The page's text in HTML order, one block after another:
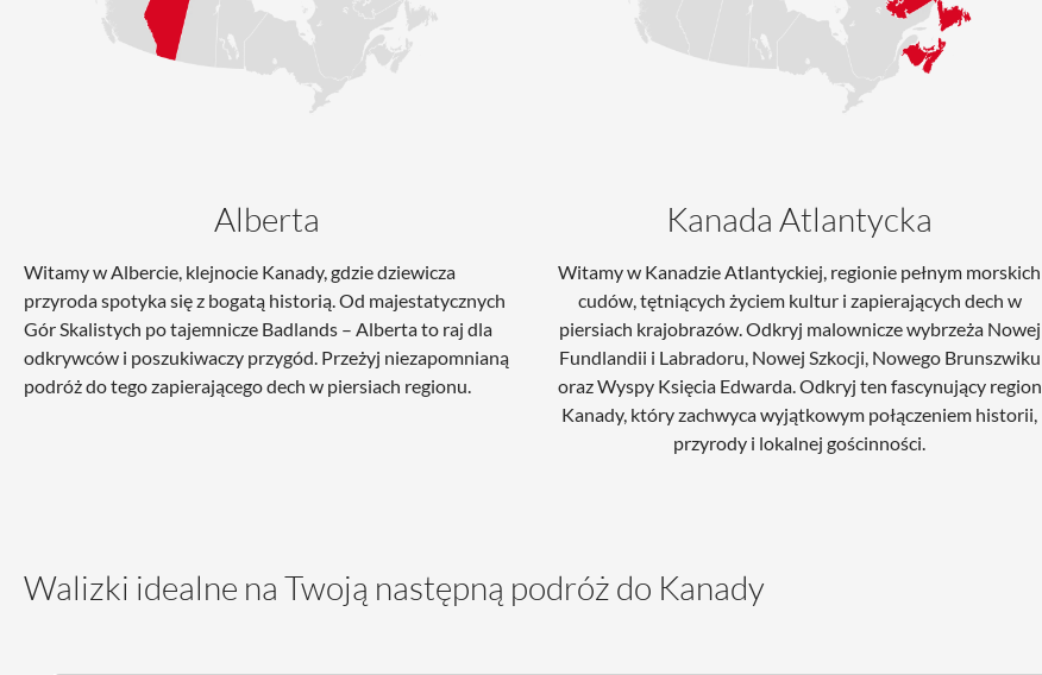
Alberta
Witamy w Albercie, klejnocie Kanady, gdzie dziewicza
przyroda spotyka się z bogatą historią. Od majestatycznych
Gór Skalistych po tajemnicze Badlands – Alberta to raj dla
odkrywców i poszukiwaczy przygód. Przeżyj niezapomnianą
podróż do tego zapierającego dech w piersiach regionu.
Kanada Atlantycka
Witamy w Kanadzie Atlantyckiej, regionie pełnym morskich
cudów, tętniących życiem kultur i zapierających dech w
piersiach krajobrazów. Odkryj malownicze wybrzeża Nowej
Fundlandii i Labradoru, Nowej Szkocji, Nowego Brunszwiku
oraz Wyspy Księcia Edwarda. Odkryj ten fascynujący region
Kanady, który zachwyca wyjątkowym połączeniem historii,
przyrody i lokalnej gościnności.
Walizki idealne na Twoją następną podróż do Kanady